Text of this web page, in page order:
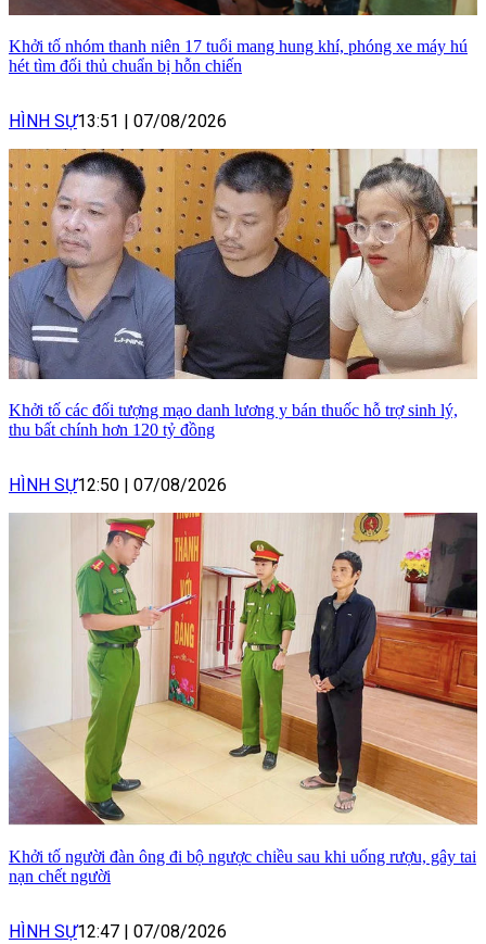
Khởi tố nhóm thanh niên 17 tuổi mang hung khí, phóng xe máy hú
hét tìm đối thủ chuẩn bị hỗn chiến
HÌNH SỰ13:51 | 07/08/2026
Khởi tố các đối tượng mạo danh lương y bán thuốc hỗ trợ sinh lý,
thu bất chính hơn 120 tỷ đồng
HÌNH SỰ12:50 07/08/2026
Khởi tố người đàn ông đi bộ ngược chiều sau khi uống rượu, gây tai
nạn chết người
HÌNH SỰ12:47 07/08/2026